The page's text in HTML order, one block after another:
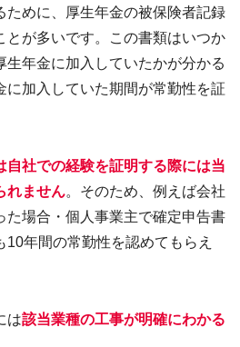
ために、厚生年金の被保険者記録
とが多いです。この書類はいつか
生年金に加入していたかが分かる
に加入していた期間が常勤性を証
自社での経験を証明する際には当
れません。そのため、例えば会社
た場合・個人事業主で確定申告書
年間の常勤性を認めてもらえ
は該当業種の工事が明確にわかる